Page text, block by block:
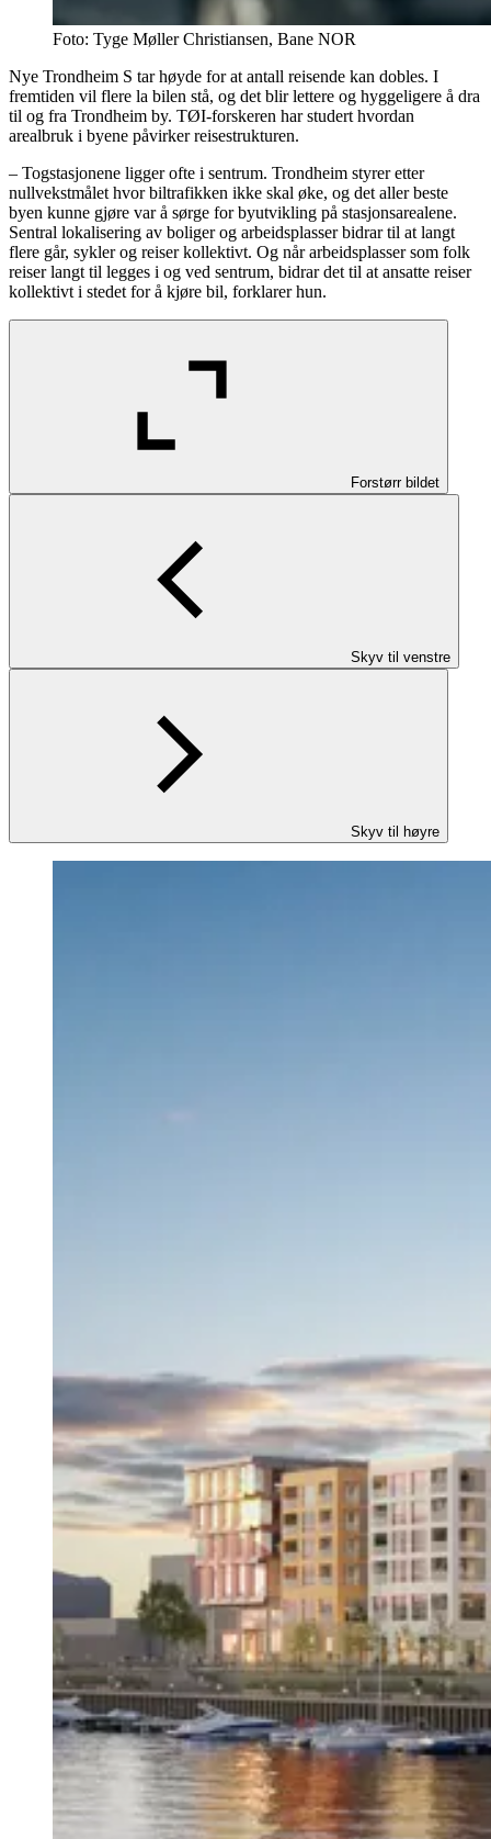
Foto: Tyge Møller Christiansen, Bane NOR
Nye Trondheim S tar høyde for at antall reisende kan dobles. I
fremtiden vil flere la bilen stå, og det blir lettere og hyggeligere å dra
til og fra Trondheim by. TØI-forskeren har studert hvordan
arealbruk i byene påvirker reisestrukturen.
– Togstasjonene ligger ofte i sentrum. Trondheim styrer etter
nullvekstmålet hvor biltrafikken ikke skal øke, og det aller beste
byen kunne gjøre var å sørge for byutvikling på stasjonsarealene.
Sentral lokalisering av boliger og arbeidsplasser bidrar til at langt
flere går, sykler og reiser kollektivt. Og når arbeidsplasser som folk
reiser langt til legges i og ved sentrum, bidrar det til at ansatte reiser
kollektivt i stedet for å kjøre bil, forklarer hun.
Forstørr bildet
Skyv til venstre
Skyv til høyre